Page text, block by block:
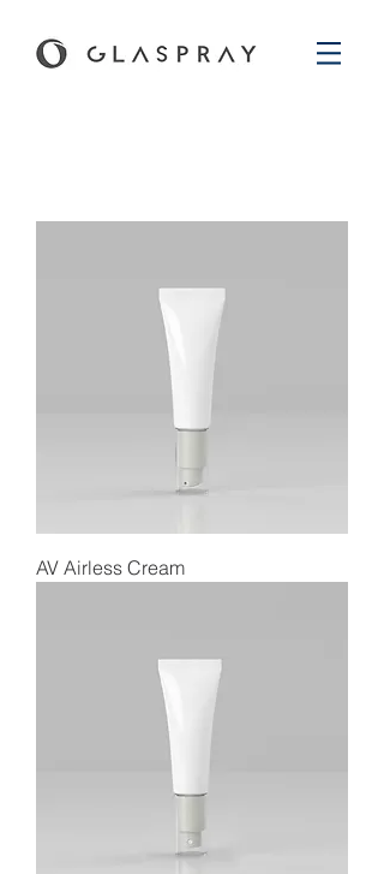
AV Airless Cream